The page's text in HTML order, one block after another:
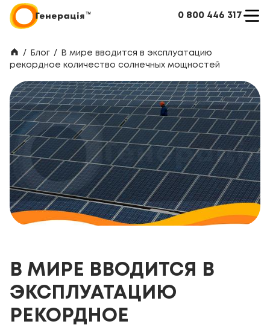
0 800 446 317
/ Блог /
В мире вводится в эксплуатацию
рекордное количество солнечных мощностей
В МИРЕ ВВОДИТСЯ В
ЭКСПЛУАТАЦИЮ
РЕКОРДНОЕ